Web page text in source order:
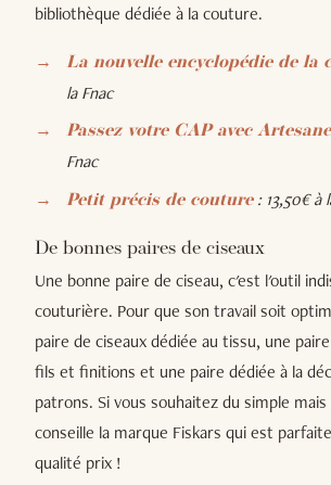
bibliothèque dédiée à la couture.
La nouvelle encyclopédie de la
la Fnac
Passez votre CAP avec
Fnac
Petit précis de couture: 13,50€ à
De bonnes paires de ciseaux
Une bonne paire de ciseau, c'est l'outil
couturière. Pour que son travail soit
paire de ciseaux dédiée au tissu, une
fils et finitions et une paire dédiée à la
patrons. Si vous souhaitez du simple
conseille la marque Fiskars qui est
qualité prix !